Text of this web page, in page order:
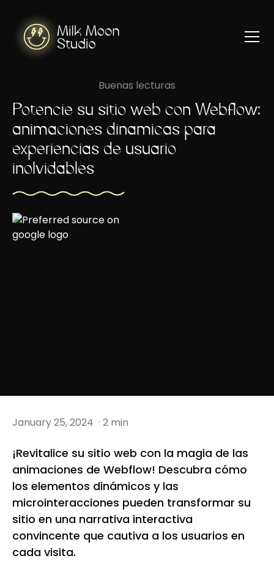
Buenas lecturas
Potencie su sitio web con Webflow:
animaciones dinámicas para
experiencias de usuario
inolvidables
January 25, 2024 · 2 min
¡Revitalice su sitio web con la magia de las
animaciones de Webflow! Descubra cómo
los elementos dinámicos y las
microinteracciones pueden transformar su
sitio en una narrativa interactiva
convincente que cautiva a los usuarios en
cada visita.